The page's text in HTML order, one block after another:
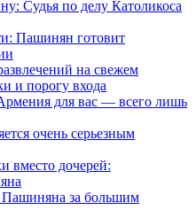
Судья по делу Католикоса
Пашинян готовит
на свежем
и порогу входа
для вас — всего лишь
очень серьезным
вместо дочерей:
Пашиняна за большим